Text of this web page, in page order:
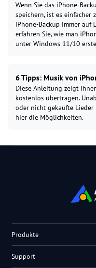
Wenn Sie das iPhone-
speichern, ist es einfacher
iPhone-Backup immer auf
erfahren Sie, wie man
unter Windows 11/10
6 Tipps: Musik von
Diese Anleitung zeigt
kostenlos übertragen.
oder nicht gekaufte
hier die Möglichkeiten.
Produkte
Support